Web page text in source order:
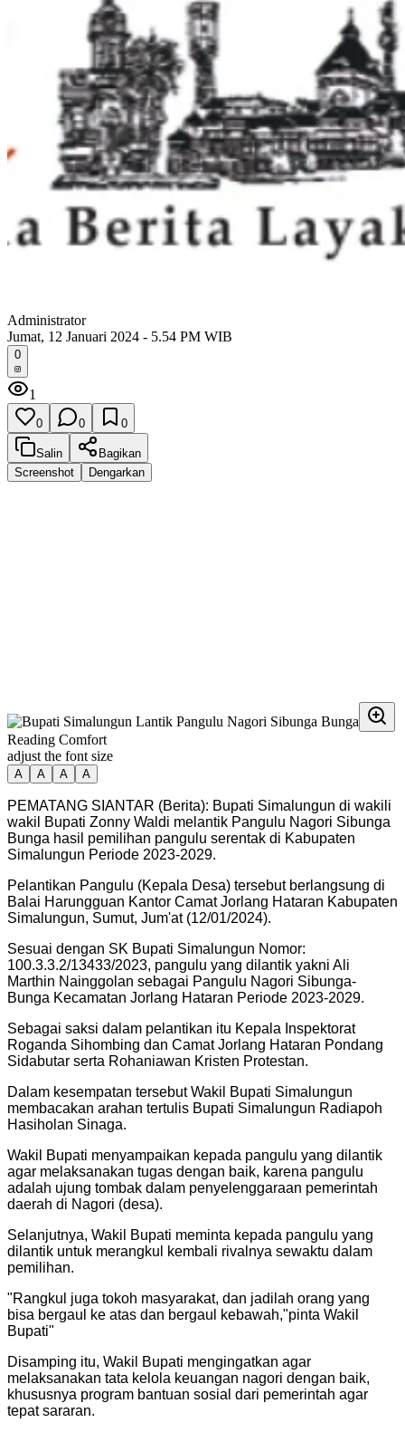
Administrator
Jumat, 12 Januari 2024 - 5.54 PM WIB
0
1
0 0 0
Salin
Bagikan
Screenshot
Dengarkan
Reading Comfort
adjust the font size
A A A A
PEMATANG SIANTAR (Berita): Bupati Simalungun di wakili
wakil Bupati Zonny Waldi melantik Pangulu Nagori Sibunga
Bunga hasil pemilihan pangulu serentak di Kabupaten
Simalungun Periode 2023-2029.
Pelantikan Pangulu (Kepala Desa) tersebut berlangsung di
Balai Harungguan Kantor Camat Jorlang Hataran Kabupaten
Simalungun, Sumut, Jum'at (12/01/2024).
Sesuai dengan SK Bupati Simalungun Nomor:
100.3.3.2/13433/2023, pangulu yang dilantik yakni Ali
Marthin Nainggolan sebagai Pangulu Nagori Sibunga-
Bunga Kecamatan Jorlang Hataran Periode 2023-2029.
Sebagai saksi dalam pelantikan itu Kepala Inspektorat
Roganda Sihombing dan Camat Jorlang Hataran Pondang
Sidabutar serta Rohaniawan Kristen Protestan.
Dalam kesempatan tersebut Wakil Bupati Simalungun
membacakan arahan tertulis Bupati Simalungun Radiapoh
Hasiholan Sinaga.
Wakil Bupati menyampaikan kepada pangulu yang dilantik
agar melaksanakan tugas dengan baik, karena pangulu
adalah ujung tombak dalam penyelenggaraan pemerintah
daerah di Nagori (desa).
Selanjutnya, Wakil Bupati meminta kepada pangulu yang
dilantik untuk merangkul kembali rivalnya sewaktu dalam
pemilihan.
"Rangkul juga tokoh masyarakat, dan jadilah orang yang
bisa bergaul ke atas dan bergaul kebawah,"pinta Wakil
Bupati"
Disamping itu, Wakil Bupati mengingatkan agar
melaksanakan tata kelola keuangan nagori dengan baik,
khususnya program bantuan sosial dari pemerintah agar
tepat sararan.